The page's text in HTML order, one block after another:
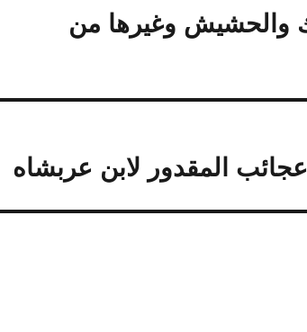
والحشيش وغيرها من
المقدور لابن عربشاه